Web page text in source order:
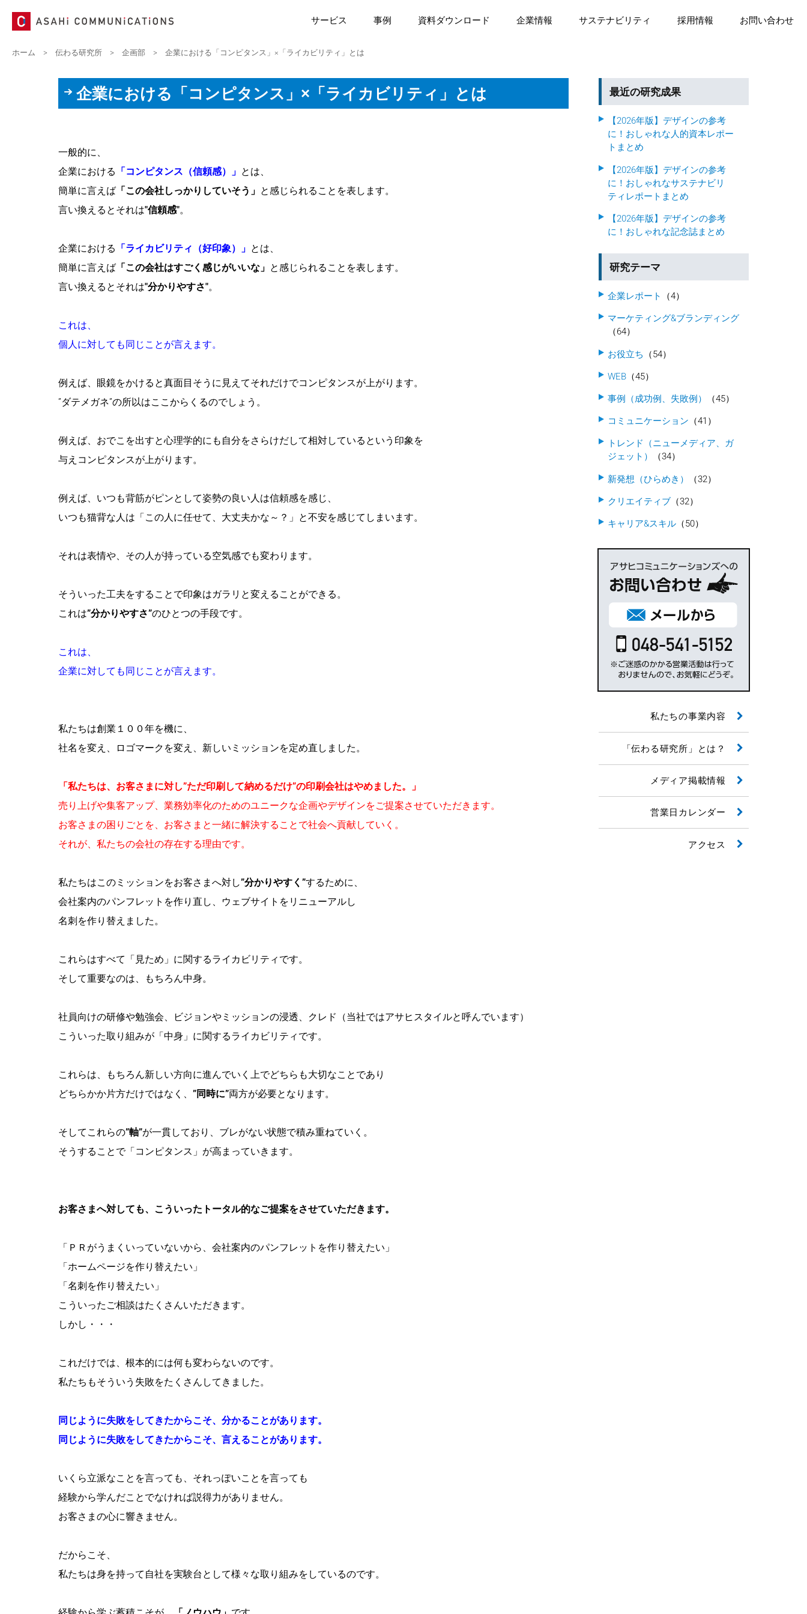
サービス 事例 資料ダウンロード 企業情報 サステナビリティ 採用情報 お問い合わせ
ホーム > 伝わる研究所 > 企画部 > 企業における「コンピタンス」×「ライカビリティ」とは
企業における「コンピタンス」×「ライカビリティ」とは
一般的に、
企業における 「コンピタンス（信頼感）」 とは、
簡単に言えば 「この会社しっかりしていそう」 と感じられることを表します。
言い換えるとそれは"信頼感"。
企業における 「ライカビリティ（好印象）」 とは、
簡単に言えば 「この会社はすごく感じがいいな」 と感じられることを表します。
言い換えるとそれは"分かりやすさ"。
これは、
個人に対しても同じことが言えます。
例えば、眼鏡をかけると真面目そうに見えてそれだけでコンピタンスが上がります。
”ダテメガネ”の所以はここからくるのでしょう。
例えば、おでこを出すと心理学的にも自分をさらけだして相対しているという印象を
与えコンピタンスが上がります。
例えば、いつも背筋がピンとして姿勢の良い人は信頼感を感じ、
いつも猫背な人は「この人に任せて、大丈夫かな～？」と不安を感じてしまいます。
それは表情や、その人が持っている空気感でも変わります。
そういった工夫をすることで印象はガラリと変えることができる。
これは”分かりやすさ”のひとつの手段です。
これは、
企業に対しても同じことが言えます。
私たちは創業１００年を機に、
社名を変え、ロゴマークを変え、新しいミッションを定め直しました。
「私たちは、お客さまに対し”ただ印刷して納めるだけ”の印刷会社はやめました。」
売り上げや集客アップ、業務効率化のためのユニークな企画やデザインをご提案させていただきます。
お客さまの困りごとを、お客さまと一緒に解決することで社会へ貢献していく。
それが、私たちの会社の存在する理由です。
私たちはこのミッションをお客さまへ対し”分かりやすく”するために、
会社案内のパンフレットを作り直し、ウェブサイトをリニューアルし
名刺を作り替えました。
これらはすべて「見ため」に関するライカビリティです。
そして重要なのは、もちろん中身。
社員向けの研修や勉強会、ビジョンやミッションの浸透、クレド（当社ではアサヒスタイルと呼んでいます）
こういった取り組みが「中身」に関するライカビリティです。
これらは、もちろん新しい方向に進んでいく上でどちらも大切なことであり
どちらかか片方だけではなく、 ”同時に”両方が必要となります。
そしてこれらの”軸”が一貫しており、ブレがない状態で積み重ねていく。
そうすることで「コンピタンス」が高まっていきます。
お客さまへ対しても、こういったトータル的なご提案をさせていただきます。
「ＰＲがうまくいっていないから、会社案内のパンフレットを作り替えたい」
「ホームページを作り替えたい」
「名刺を作り替えたい」
こういったご相談はたくさんいただきます。
しかし・・・
これだけでは、根本的には何も変わらないのです。
私たちもそういう失敗をたくさんしてきました。
同じように失敗をしてきたからこそ、分かることがあります。
同じように失敗をしてきたからこそ、言えることがあります。
いくら立派なことを言っても、それっぽいことを言っても
経験から学んだことでなければ説得力がありません。
お客さまの心に響きません。
だからこそ、
私たちは身を持って自社を実験台として様々な取り組みをしているのです。
最近の研究成果
【2026年版】デザインの参考
に！おしゃれな人的資本レポー
トまとめ
【2026年版】デザインの参考
に！おしゃれなサステナビリ
ティレポートまとめ
【2026年版】デザインの参考
に！おしゃれな記念誌まとめ
研究テーマ
企業レポート （4）
マーケティング&ブランディング
（64）
お役立ち （54）
WEB （45）
事例（成功例、失敗例） （45）
コミュニケーション （41）
トレンド（ニューメディア、ガ
ジェット）
（34）
新発想（ひらめき） （32）
クリエイティブ （32）
キャリア&スキル （50）
私たちの事業内容
「伝わる研究所」とは？
メディア掲載情報
営業日カレンダー
アクセス